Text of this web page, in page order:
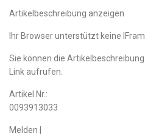
Artikelbeschreibung anzeigen
Ihr Browser unterstützt keine
Sie können die
Link aufrufen.
Artikel Nr.:
0093913033
Melden |